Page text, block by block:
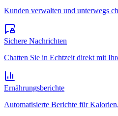
Kunden verwalten und unterwegs
Sichere Nachrichten
Chatten Sie in Echtzeit direkt mit
Ernährungsberichte
Automatisierte Berichte für